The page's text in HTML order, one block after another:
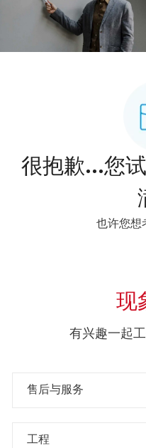
很抱歉...您
也许您想
现
有兴趣一起
售后与服务
工程